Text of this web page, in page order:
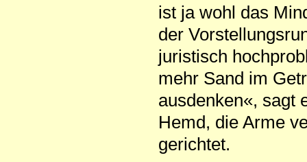
ist ja wohl das
der
juristisch
mehr Sand im
ausdenken«, sagt
Hemd, die Arme
gerichtet.